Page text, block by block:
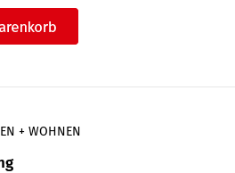
+ WOHNEN